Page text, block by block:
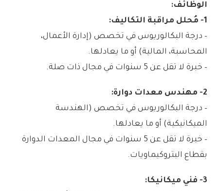
الوظائف:
1- مُحلل مراقبة التكاليف:
– درجة البكالوريوس في تخصص (إدارة الأعمال،
المحاسبة، المالية) أو ما يعادلها.
– خبرة لا تقل عن 5 سنوات في مجال ذات صلة.
2- مهندس معدات دوارة:
– درجة البكالوريوس في تخصص (الهندسة
الميكانيكية) أو ما يعادلها.
– خبرة لا تقل عن 5 سنوات في مجال المعدات الدوارة
بقطاع البتروكيماويات.
3- فني ميكانيكا: